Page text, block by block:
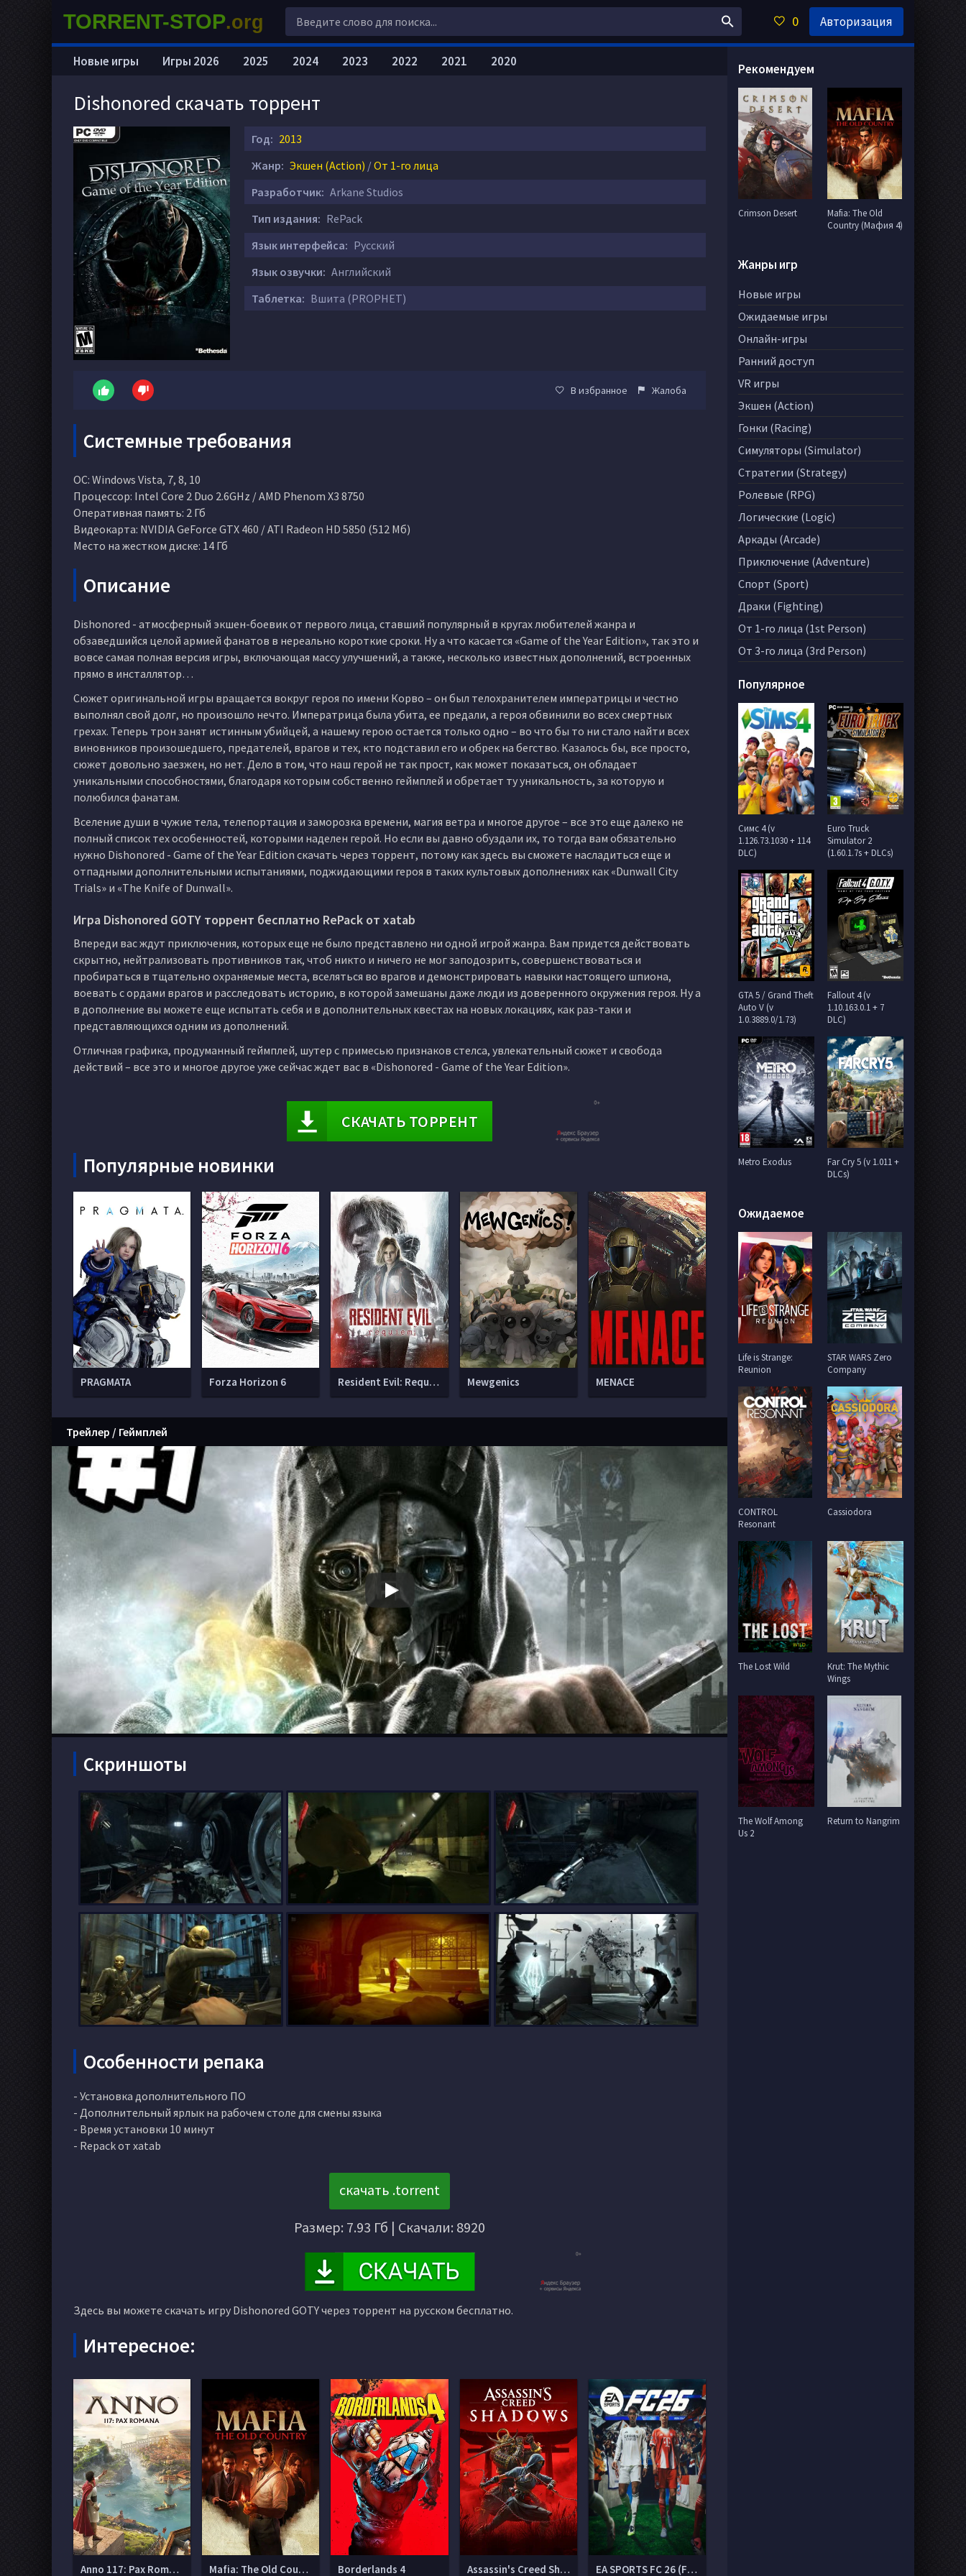
Dishonored скачать торрент
Год: 2013
Жанр: Экшен (Action) /От 1-го лица
Разработчик: Arkane Studios
Тип издания: RePack
Язык интерфейса: Русский
Язык озвучки: Английский
Таблетка: Вшита (PROPHET)
В избранное Жалоба
Системные требования
ОС: Windows Vista, 7, 8, 10
Процессор: Intel Core 2 Duo 2.6GHz / AMD Phenom X3 8750
Оперативная память: 2 Гб
Видеокарта: NVIDIA GeForce GTX 460 / ATI Radeon HD 5850 (512 Мб)
Место на жестком диске: 14 Гб
Описание
Dishonored - атмосферный экшен-боевик от первого лица, ставший популярный в кругах любителей жанра и
обзаведшийся целой армией фанатов в нереально короткие сроки. Ну а что касается «Game of the Year Edition», так это и
вовсе самая полная версия игры, включающая массу улучшений, а также, несколько известных дополнений, встроенных
прямо в инсталлятор…
Сюжет оригинальной игры вращается вокруг героя по имени Корво – он был телохранителем императрицы и честно
выполнял свой долг, но произошло нечто. Императрица была убита, ее предали, а героя обвинили во всех смертных
грехах. Теперь трон занят истинным убийцей, а нашему герою остается только одно – во что бы то ни стало найти всех
виновников произошедшего, предателей, врагов и тех, кто подставил его и обрек на бегство. Казалось бы, все просто,
сюжет довольно заезжен, но нет. Дело в том, что наш герой не так прост, как может показаться, он обладает
уникальными способностями, благодаря которым собственно геймплей и обретает ту уникальность, за которую и
полюбился фанатам.
Вселение души в чужие тела, телепортация и заморозка времени, магия ветра и многое другое – все это еще далеко не
полный список тех особенностей, которыми наделен герой. Но если вы давно обуздали их, то тогда вам обязательно
нужно Dishonored - Game of the Year Edition скачать через торрент, потому как здесь вы сможете насладиться еще и
отпадными дополнительными испытаниями, поджидающими героя в таких культовых дополнениях как «Dunwall City
Trials» и «The Knife of Dunwall».
Игра Dishonored GOTY торрент бесплатно RePack от xatab
Впереди вас ждут приключения, которых еще не было представлено ни одной игрой жанра. Вам придется действовать
скрытно, нейтрализовать противников так, чтоб никто и ничего не мог заподозрить, совершенствоваться и
пробираться в тщательно охраняемые места, вселяться во врагов и демонстрировать навыки настоящего шпиона,
воевать с ордами врагов и расследовать историю, в которой замешаны даже люди из доверенного окружения героя. Ну а
в дополнение вы можете еще испытать себя и в дополнительных квестах на новых локациях, как раз-таки и
представляющихся одним из дополнений.
Отличная графика, продуманный геймплей, шутер с примесью признаков стелса, увлекательный сюжет и свобода
действий – все это и многое другое уже сейчас ждет вас в «Dishonored - Game of the Year Edition».
СКАЧАТЬ ТОРРЕНТ
Популярные новинки
PRAGMATA Forza Horizon 6 Resident Evil: Requiem Mewgenics MENACE
Трейлер / Геймплей
Скриншоты
Особенности репака
- Установка дополнительного ПО
- Дополнительный ярлык на рабочем столе для смены языка
- Время установки 10 минут
- Repack от xatab
скачать .torrent
Размер: 7.93 Гб | Скачали: 8920
Здесь вы можете скачать игру Dishonored GOTY через торрент на русском бесплатно.
Интересное:
Anno 117: Pax Romana Mafia: The Old Country (Мафия 4) Borderlands 4 Assassin's Creed Shadows EA SPORTS FC 26 (FIFA 26)
Новые игры Игры 2026 2025 2024 2023 2022 2021 2020 Рекомендуем
Crimson Desert
Mafia: The Old
Country (Мафия 4)
Жанры игр
Новые игры
Ожидаемые игры
Онлайн-игры
Ранний доступ
VR игры
Экшен (Action)
Гонки (Racing)
Симуляторы (Simulator)
Стратегии (Strategy)
Ролевые (RPG)
Логические (Logic)
Аркады (Arcade)
Приключение (Adventure)
Спорт (Sport)
Драки (Fighting)
От 1-го лица (1st Person)
От 3-го лица (3rd Person)
Популярное
Симс 4 (v
1.126.73.1030 + 114
DLC)
Euro Truck
Simulator 2
(1.60.1.7s + DLCs)
GTA 5 / Grand Theft
Auto V (v
1.0.3889.0/1.73)
Fallout 4 (v
1.10.163.0.1 + 7
DLC)
Metro Exodus
Far Cry 5 (v 1.011 +
DLCs)
Ожидаемое
Life is Strange:
Reunion
STAR WARS Zero
Company
CONTROL
Resonant
Cassiodora
The Lost Wild
Krut: The Mythic
Wings
The Wolf Among
Us 2
Return to Nangrim
TORRENT-STOP.org 0 Авторизация